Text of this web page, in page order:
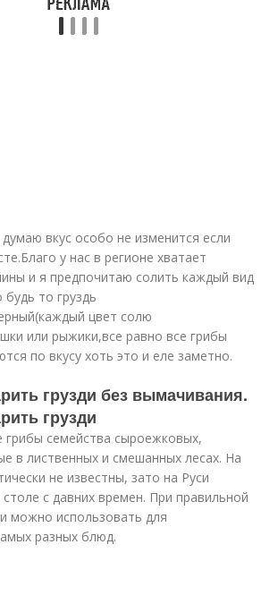
вкус особо не изменится если
у нас в регионе хватает
и я предпочитаю солить каждый вид
то груздь
цвет солю
или рыжики,все равно все грибы
по вкусу хоть это и еле заметно.
грузди без вымачивания.
грузди
грибы семейства сыроежковых,
в лиственных и смешанных лесах. На
не известны, зато на Руси
с давних времен. При правильной
можно использовать для
разных блюд.